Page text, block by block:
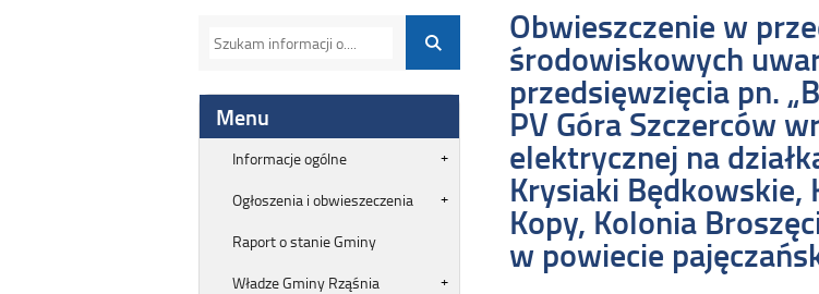
Menu
Informacje ogólne
Ogłoszenia i obwieszeczenia
Raport o stanie Gminy
Władze Gminy Rząśnia
Obwieszczenie w
środowiskowych
przedsięwzięcia pn.
PV Góra Szczerców
elektrycznej na
Krysiaki Będkowskie,
Kopy, Kolonia
w powiecie